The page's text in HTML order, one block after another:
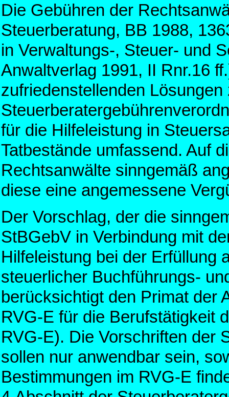
Die Gebühren der
Steuerberatung, BB 1988,
in Verwaltungs-, Steuer- und
Anwaltverlag 1991, II Rnr.16
zufriedenstellenden
für die Hilfeleistung in
Tatbestände umfassend. Auf
Rechtsanwälte sinngemäß
diese eine angemessene
Der Vorschlag, der die
StBGebV in Verbindung mit
Hilfeleistung bei der Erfüllung
steuerlicher Buchführungs-
berücksichtigt den Primat der
RVG-E für die Berufstätigkeit
RVG-E). Die Vorschriften der
sollen nur anwendbar sein,
Bestimmungen im RVG-E